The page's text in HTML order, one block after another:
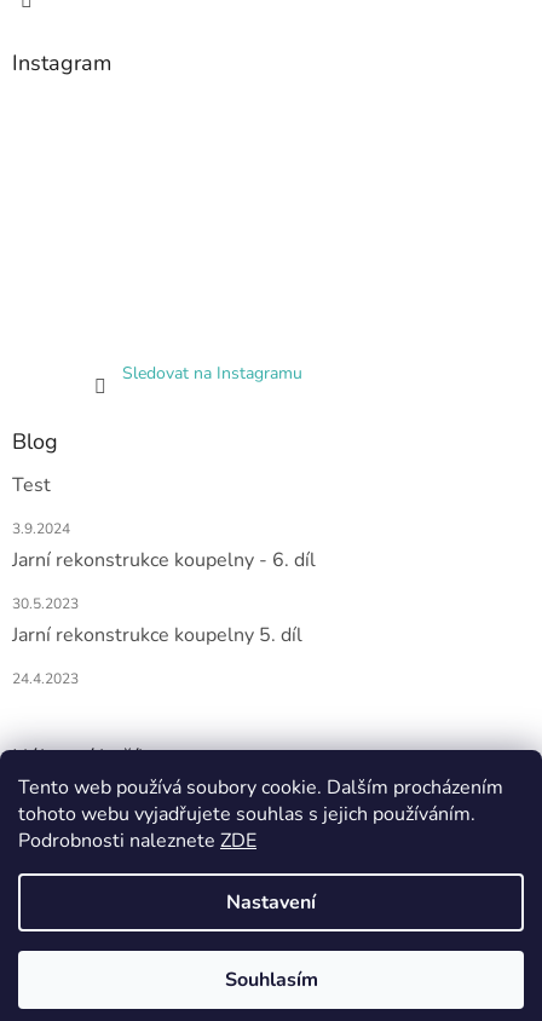
Tento web používá soubory cookie. Dalším procházením
tohoto webu vyjadřujete souhlas s jejich používáním.
Podrobnosti naleznete ZDE
Nastavení
Souhlasím
Instagram
Sledovat na Instagramu
Blog
Test
3.9.2024
Jarní rekonstrukce koupelny - 6. díl
30.5.2023
Jarní rekonstrukce koupelny 5. díl
24.4.2023
Nákupní košík
0KS /0 KČ
Vytvořil Shoptet
DOMIO. Všechna práva vyhrazena.